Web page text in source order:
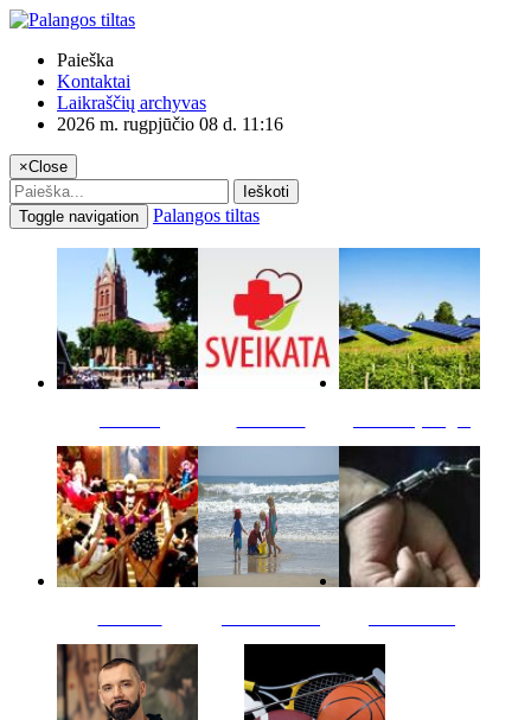
Paieška
Kontaktai
Laikraščių archyvas
2026 m. rugpjūčio 08 d. 11:16
×Close
Ieškoti
Toggle navigation
Palangos tiltas